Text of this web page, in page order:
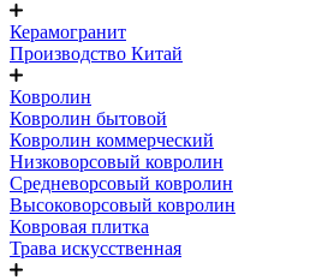
Керамогранит
Производство Китай
Ковролин
Ковролин бытовой
Ковролин коммерческий
Низковорсовый ковролин
Средневорсовый ковролин
Высоковорсовый ковролин
Ковровая плитка
Трава искусственная